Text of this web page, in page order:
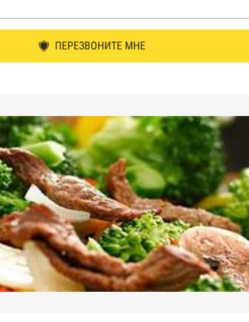
ПЕРЕЗВОНИТЕ МНЕ